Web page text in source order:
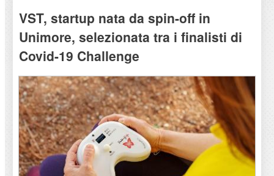
VST, startup nata da spin-off in
Unimore, selezionata tra i finalisti di
Covid-19 Challenge